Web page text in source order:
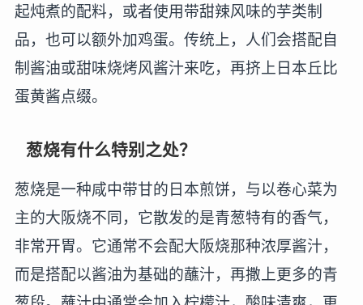
起炖煮的配料，或者使用带甜辣风味的芋类制
品，也可以额外加鸡蛋。传统上，人们会搭配自
制酱油或甜味烧烤风酱汁来吃，再挤上日本丘比
蛋黄酱点缀。
葱烧有什么特别之处？
葱烧是一种咸中带甘的日本煎饼，与以卷心菜为
主的大阪烧不同，它散发的是青葱特有的香气，
非常开胃。它通常不会配大阪烧那种浓厚酱汁，
而是搭配以酱油为基础的蘸汁，再撒上更多的青